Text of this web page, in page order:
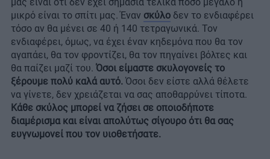
μικρό είναι το σπίτι μας. Έναν σκύλο δεν το ενδιαφέρει
τόσο αν θα μένει σε 40 ή 140 τετραγωνικά. Τον
ενδιαφέρει, όμως, να έχει έναν κηδεμόνα που θα τον
αγαπάει, θα τον φροντίζει, θα τον πηγαίνει βόλτες και
θα παίζει μαζί του. Όσοι είμαστε σκυλογονείς το
ξέρουμε πολύ καλά αυτό. Όσοι δεν είστε αλλά θέλετε
να γίνετε, δεν χρειάζεται να σας αποθαρρύνει τίποτα.
Κάθε σκύλος μπορεί να ζήσει σε οποιοδήποτε
διαμέρισμα και είναι απολύτως σίγουρο ότι θα σας
ευγνωμονεί που τον υιοθετήσατε.